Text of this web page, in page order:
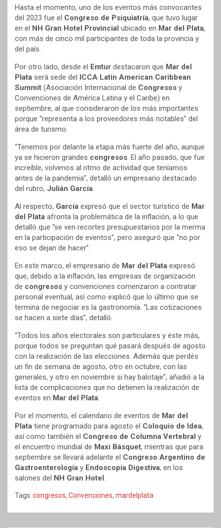
Hasta el momento, uno de los eventos más convocantes
del 2023 fue el Congreso de Psiquiatría, que tuvo lugar
en el NH Gran Hotel Provincial ubicado en Mar del Plata,
con más de cinco mil participantes de toda la provincia y
del país.
Por otro lado, desde el Emtur destacaron que Mar del
Plata será sede del ICCA Latin American Caribbean
Summit (Asociación Internacional de Congresos y
Convenciones de América Latina y el Caribe) en
septiembre, al que consideraron de los más importantes
porque “representa a los proveedores más notables” del
área de turismo.
“Tenemos por delante la etapa más fuerte del año, aunque
ya se hicieron grandes congresos. El año pasado, que fue
increíble, volvimos al ritmo de actividad que teníamos
antes de la pandemia”, detalló un empresario destacado
del rubro, Julián García.
Al respecto, García expresó que el sector turístico de Mar
del Plata afronta la problemática de la inflación, a lo que
detalló que “se ven recortes presupuestarios por la merma
en la participación de eventos”, pero aseguró que “no por
eso se dejan de hacer”.
En este marco, el empresario de Mar del Plata expresó
que, debido a la inflación, las empresas de organización
de congresos y convenciones comenzaron a contratar
personal eventual, así como explicó que lo último que se
termina de negociar es la gastronomía. “Las cotizaciones
se hacen a siete días”, detalló.
“Todos los años electorales son particulares y éste más,
porque todos se preguntan qué pasará después de agosto
con la realización de las elecciones. Además que perdés
un fin de semana de agosto, otro en octubre, con las
generales, y otro en noviembre si hay balotaje”, añadió a la
lista de complicaciones que no detienen la realización de
eventos en Mar del Plata.
Por el momento, el calendario de eventos de Mar del
Plata tiene programado para agosto el Coloquio de Idea,
así como también el Congreso de Columna Vertebral y
el encuentro mundial de Maxi Básquet, mientras que para
septiembre se llevará adelante el Congreso Argentino de
Gastroenterología y Endoscopía Digestiva, en los
salones del NH Gran Hotel.
Tags: congresos, Convenciones, mardelplata